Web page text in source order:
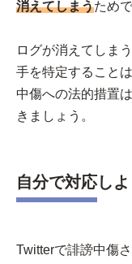
消えてしまうためで
ログが消えてしま
手を特定すること
中傷への法的措置
きましょう。
自分で対応し
Twitterで誹謗中傷